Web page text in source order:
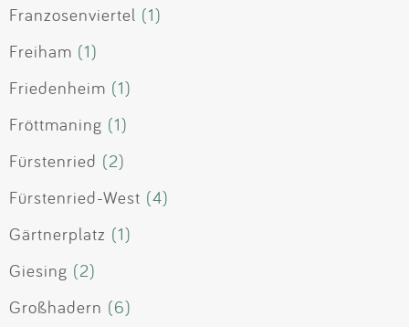
Franzosenviertel (1)
Freiham (1)
Friedenheim (1)
Fröttmaning (1)
Fürstenried (2)
Fürstenried-West (4)
Gärtnerplatz (1)
Giesing (2)
Großhadern (6)